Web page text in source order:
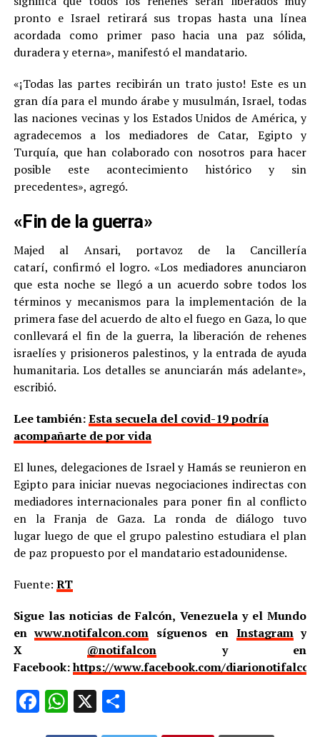
pronto e Israel retirará sus tropas hasta una línea
acordada como primer paso hacia una paz sólida,
duradera y eterna», manifestó el mandatario.
«¡Todas las partes recibirán un trato justo! Este es un
gran día para el mundo árabe y musulmán, Israel, todas
las naciones vecinas y los Estados Unidos de América, y
agradecemos a los mediadores de Catar, Egipto y
Turquía, que han colaborado con nosotros para hacer
posible este acontecimiento histórico y sin
precedentes», agregó.
«Fin de la guerra»
Majed al Ansari, portavoz de la Cancillería
catarí, confirmó el logro. «Los mediadores anunciaron
que esta noche se llegó a un acuerdo sobre todos los
términos y mecanismos para la implementación de la
primera fase del acuerdo de alto el fuego en Gaza, lo que
conllevará el fin de la guerra, la liberación de rehenes
israelíes y prisioneros palestinos, y la entrada de ayuda
humanitaria. Los detalles se anunciarán más adelante»,
escribió.
Lee también:Esta secuela del covid-19 podría
acompañarte de por vida
El lunes, delegaciones de Israel y Hamás se reunieron en
Egipto para iniciar nuevas negociaciones indirectas con
mediadores internacionales para poner fin al conflicto
en la Franja de Gaza. La ronda de diálogo tuvo
lugar luego de que el grupo palestino estudiara el plan
de paz propuesto por el mandatario estadounidense.
Fuente: RT
Sigue las noticias de Falcón, Venezuela y el Mundo
enwww.notifalcon.com síguenos en Instagramy
X @notifalcon y en
Facebook:https://www.facebook.com/
Facebook
WhatsApp
X Compartir